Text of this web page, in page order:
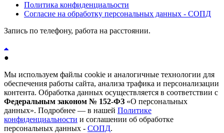
Политика конфиденциальости
Согласие на обработку персональных данных - СОПД
Запись по телефону, работа на расстоянии.
●
Мы используем файлы cookie и аналогичные технологии для
обеспечения работы сайта, анализа трафика и персонализации
контента. Обработка данных осуществляется в соответствии с
Федеральным законом № 152-ФЗ «О персональных
данных». Подробнее — в нашей Политике
конфиденциальности и соглашении об обработке
персональных данных - СОПД.